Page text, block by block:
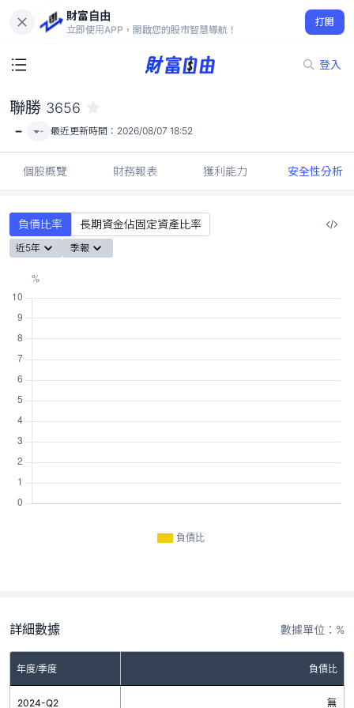
財富自由
立即使用APP，開啟您的股市智慧導航！
打開
登入
-
聯勝 3656
- - 最近更新時間： 2026/08/07 18:52
個股概覽 財務報表 獲利能力 安全性分析
負債比率 長期資金佔固定資產比率
近5年 季報
負債比
詳細數據 數據單位：%
年度/季度 負債比
2024-Q2 無